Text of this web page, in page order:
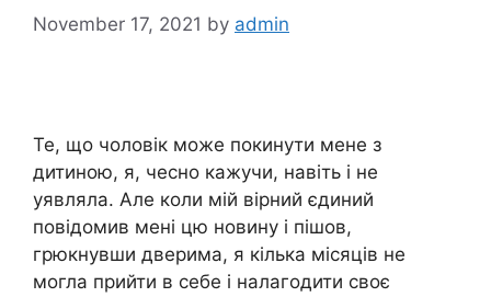
November 17, 2021 by admin
Те, що чоловік може покинути мене з
дитиною, я, чесно кажучи, навіть і не
уявляла. Але коли мій вірний єдиний
повідомив мені цю новину і пішов,
грюкнувши дверима, я кілька місяців не
могла прийти в себе і налагодити своє